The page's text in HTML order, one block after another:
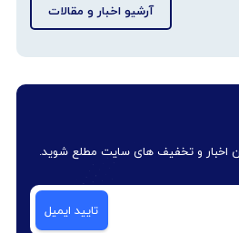
آرشیو اخبار و مقالات
اخبار و تخفیف های سایت مطلع شوید.